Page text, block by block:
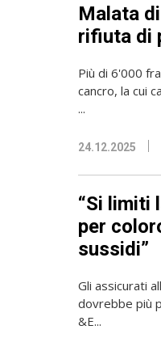
Malata
rifiuta di
Più di 6'000
cancro, la cui
...
24.12.2025
“Si limiti
per
sussidi”
Gli assicurati
dovrebbe più
&E...